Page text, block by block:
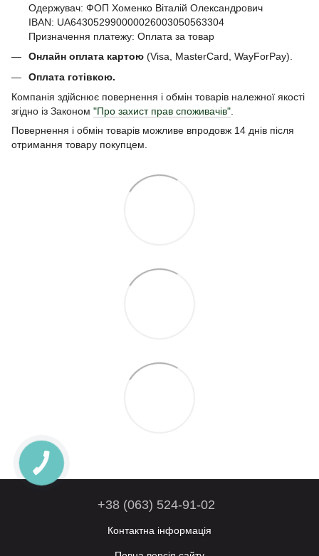
Одержувач: ФОП Хоменко Віталій Олександрович
IBAN: UA643052990000026003050563304
Призначення платежу: Оплата за товар
Онлайн оплата картою (Visa, MasterCard, WayForPay).
Оплата готівкою.
Компанія здійснює повернення і обмін товарів належної якості
згідно із Законом "Про захист прав споживачів"
Повернення і обмін товарів можливе впродовж 14 днів після
отримання товару покупцем.
+38 (063) 524-91-02
Контактна інформація